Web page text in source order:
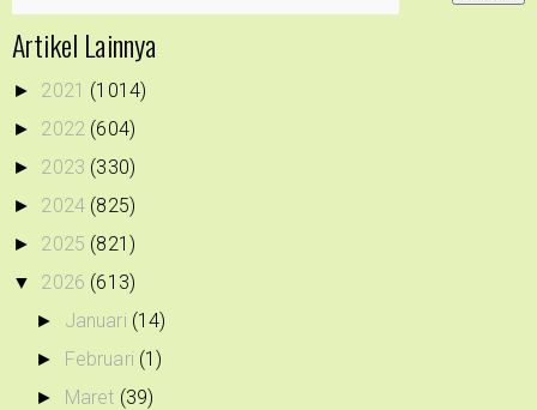
Artikel Lainnya
► 2021 (1014)
► 2022 (604)
► 2023 (330)
► 2024 (825)
► 2025 (821)
▼ 2026 (613)
► Januari (14)
► Februari (1)
► Maret (39)